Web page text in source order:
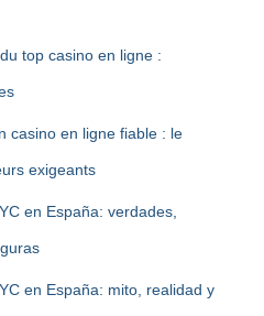
top casino en ligne :
casino en ligne fiable : le
exigeants
en España: verdades,
en España: mito, realidad y